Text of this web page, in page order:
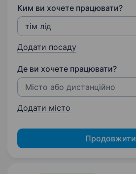
Ким ви хочете працювати?
Додати посаду
Де ви хочете працювати?
Додати місто
Продовжити